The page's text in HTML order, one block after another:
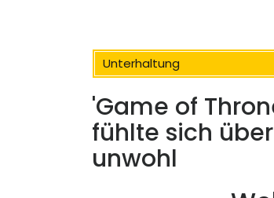
Unterhaltung
'Game of
fühlte sich
unwohl